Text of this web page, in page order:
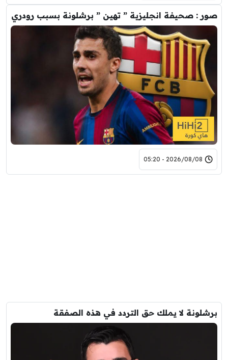
صور : صحيفة انجليزية ” تهين ” برشلونة بسبب رودري
2026/08/08 - 05:20
برشلونة لا يملك حق التردد في هذه الصفقة